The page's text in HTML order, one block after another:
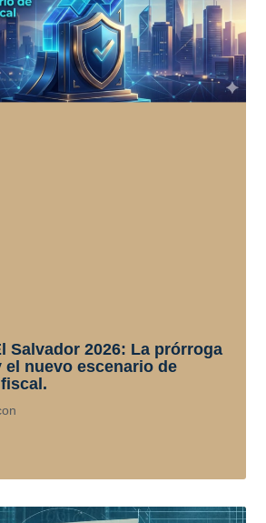
Salvador 2026: La prórroga
el nuevo escenario de